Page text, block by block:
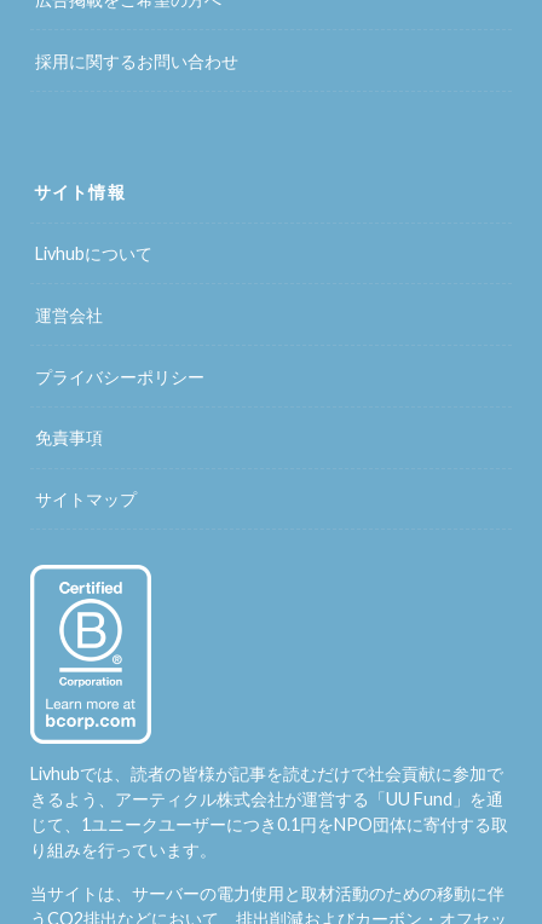
採用に関するお問い合わせ
サイト情報
Livhubについて
運営会社
プライバシーポリシー
免責事項
サイトマップ
Livhubでは、読者の皆様が記事を読むだけで社会貢献に参加で
きるよう、アーティクル株式会社が運営する「 UU Fund 」を通
じて、1ユニークユーザーにつき0.1円をNPO団体に寄付する取
り組みを行っています。
当サイトは、サーバーの電力使用と取材活動のための移動に伴
うCO2排出などにおいて、排出削減およびカーボン・オフセッ